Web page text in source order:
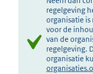
regelgeving
organisatie
voor de
van de
regelgeving.
organisatie